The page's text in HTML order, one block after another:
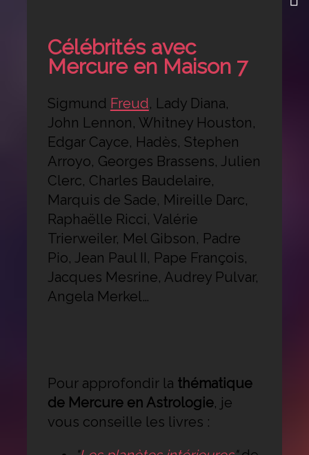
Célébrités avec
Mercure en Maison 7
Sigmund Freud, Lady Diana,
John Lennon, Whitney Houston,
Edgar Cayce, Hadès, Stephen
Arroyo, Georges Brassens, Julien
Clerc, Charles Baudelaire,
Marquis de Sade, Mireille Darc,
Raphaëlle Ricci, Valérie
Trierweiler, Mel Gibson, Padre
Pio, Jean Paul II, Pape François,
Jacques Mesrine, Audrey Pulvar,
Angela Merkel…
Pour approfondir la thématique
de Mercure en Astrologie, je
vous conseille les livres :